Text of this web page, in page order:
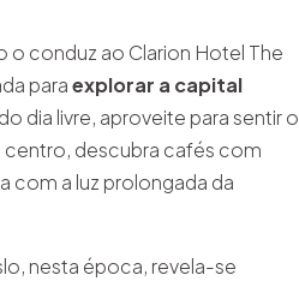
o conduz ao Clarion Hotel The
paraexplorar a capital
dia livre, aproveite para sentir o
centro, descubra cafés com
com a luz prolongada da
nesta época, revela-se